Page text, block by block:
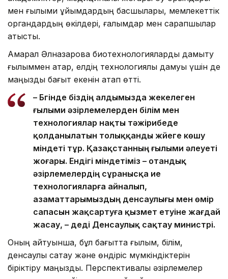
мен ғылыми ұйымдардың басшылары, мемлекеттік
органдардың өкілдері, ғалымдар мен сарапшылар
қатысты.
Ақмарал Әлназарова биотехнологияларды дамыту
ғылыммен қатар, елдің технологиялық дамуы үшін де
маңызды бағыт екенін атап өтті.
– Бүгінде біздің алдымызда жекелеген
ғылыми әзірлемелерден білім мен
технологиялар нақты тәжірибеде
қолданылатын толыққанды жүйеге көшу
міндеті тұр. Қазақстанның ғылыми әлеуеті
жоғары. Ендігі міндетіміз – отандық
әзірлемелердің сұранысқа ие
технологияларға айналып,
азаматтарымыздың денсаулығы мен өмір
сапасын жақсартуға қызмет етуіне жағдай
жасау, – деді Денсаулық сақтау министрі.
Оның айтуынша, бұл бағытта ғылым, білім,
денсаулық сақтау және өндіріс мүмкіндіктерін
біріктіру маңызды. Перспективалы әзірлемелер